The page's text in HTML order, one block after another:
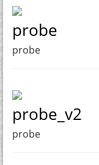
probe
probe
probe_v2
probe